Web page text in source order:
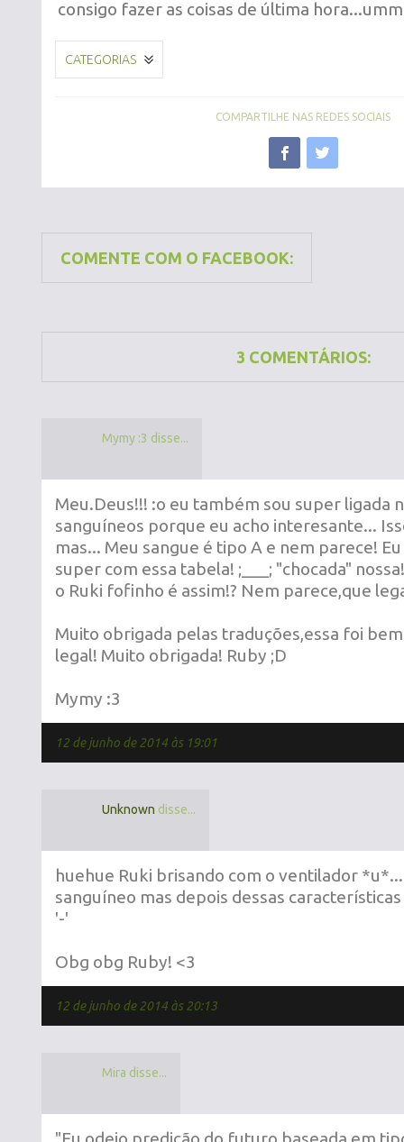
consigo fazer as coisas de última hora...umm
CATEGORIAS
COMPARTILHE NAS REDES SOCIAIS
COMENTE COM O FACEBOOK:
3 COMENTÁRIOS:
Mymy :3 disse...
Meu.Deus!!! :o eu também sou super ligada
sanguíneos porque eu acho interesante...
mas... Meu sangue é tipo A e nem parece!
super com essa tabela! ;___; "chocada"
o Ruki fofinho é assim!? Nem parece,que
Muito obrigada pelas traduções,essa foi
legal! Muito obrigada! Ruby ;D
Mymy :3
12 de junho de 2014 às 19:01
Unknown disse...
huehue Ruki brisando com o ventilador
sanguíneo mas depois dessas
'-'
Obg obg Ruby! <3
12 de junho de 2014 às 20:13
Mira disse...